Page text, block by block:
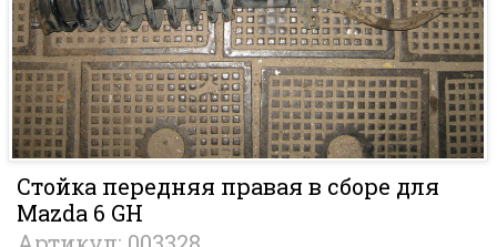
Стойка передняя правая в сборе для
Mazda 6 GH